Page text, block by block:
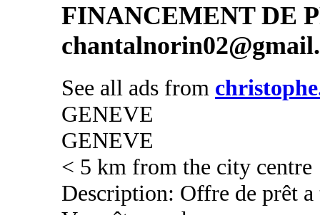
FINANCEMENT DE
See all ads from
GENEVE
GENEVE
< 5 km from the city centre
Description: Offre de prêt